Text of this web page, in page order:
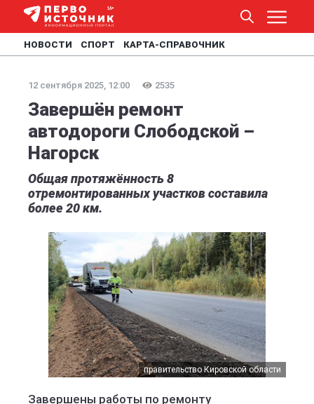
НОВОСТИ СПОРТ КАРТА-СПРАВОЧНИК
12 сентября 2025, 12:00 2535
Завершён ремонт
автодороги Слободской –
Нагорск
Общая протяжённость 8
отремонтированных участков составила
более 20 км.
правительство Кировской области
Завершены работы по ремонту